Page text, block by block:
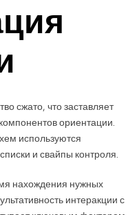
сжато, что заставляет
ориентации.
используются
и свайпы контроля.
нахождения нужных
интеракции с